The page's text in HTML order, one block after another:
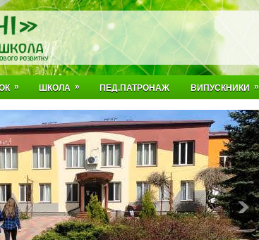
» ШКОЛА » ПЕД.ПАТРОНАЖ ВИПУСКНИКИ »